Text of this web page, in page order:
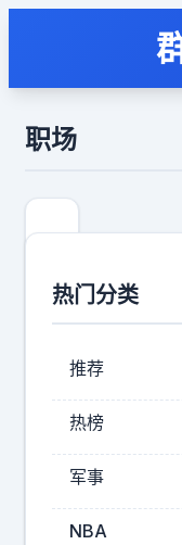
职场
冷
问
热门分类
推荐
热榜
军事
NBA